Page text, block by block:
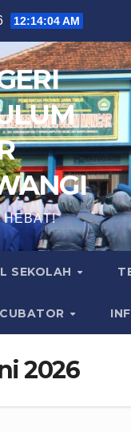
12:14:04 AM
HEBAT!
SEKOLAH
2026